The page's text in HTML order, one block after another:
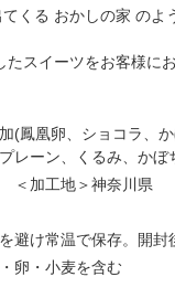
くる おかしの家 の
スイーツをお客様に
(鳳凰卵、ショコラ、
レーン、くるみ、か
＜加工地＞神奈川県
避け常温で保存。開封
卵・小麦を含む